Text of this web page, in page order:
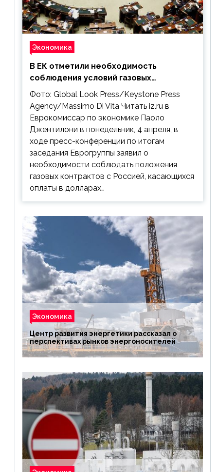
Экономика
В ЕК отметили необходимость
соблюдения условий газовых
контрактов с РФ
Фото: Global Look Press/Keystone Press
Agency/Massimo Di Vita Читать iz.ru в
Еврокомиссар по экономике Паоло
Джентилони в понедельник, 4 апреля, в
ходе пресс-конференции по итогам
заседания Еврогруппы заявил о
необходимости соблюдать положения
газовых контрактов с Россией, касающихся
оплаты в долларах…
Экономика
Центр развития энергетики рассказал о
перспективах рынков энергоносителей